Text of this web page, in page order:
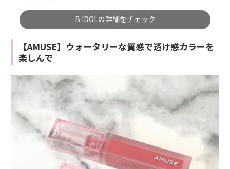
B IDOLの詳細をチェック
【AMUSE】ウォータリーな質感で透け感カラーを
楽しんで